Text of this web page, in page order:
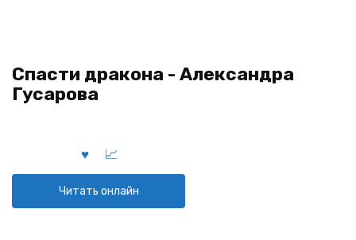
Спасти дракона - Александра
Гусарова
Читать онлайн